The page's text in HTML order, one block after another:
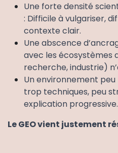
Une forte densité
: Difficile à vulgariser,
contexte clair.
Une abscence
avec les écosystèmes
recherche, industrie)
Un environnement
trop techniques, peu
explication progressive.
Le GEO vient justement